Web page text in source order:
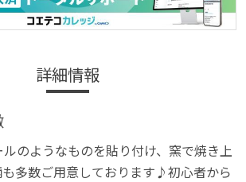
詳細情報
のようなものを貼り付け、窯で焼き上
多数ご用意しております♪初心者から